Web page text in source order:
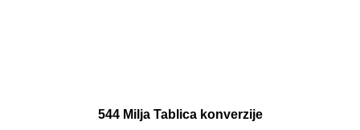
544 Milja Tablica konverzije